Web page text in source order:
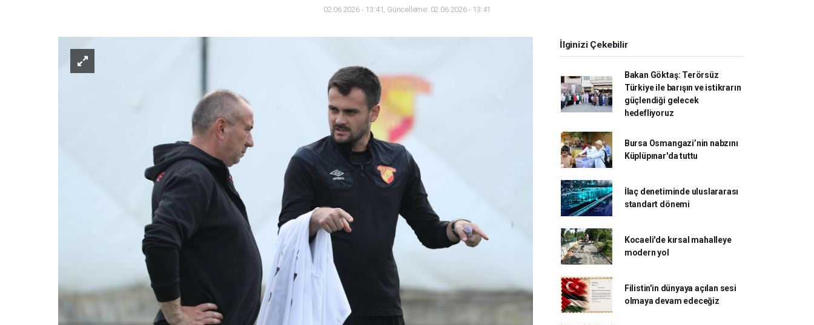
02.06.2026 - 13:41, Güncelleme: 02.06.2026 - 13:41
İlginizi Çekebilir
Bakan Göktaş: Terörsüz
Türkiye ile barışın ve istikrarın
güçlendiği gelecek
hedefliyoruz
Bursa Osmangazi’nin nabzını
Küplüpınar'da tuttu
İlaç denetiminde uluslararası
standart dönemi
Kocaeli'de kırsal mahalleye
modern yol
Filistin'in dünyaya açılan sesi
olmaya devam edeceğiz